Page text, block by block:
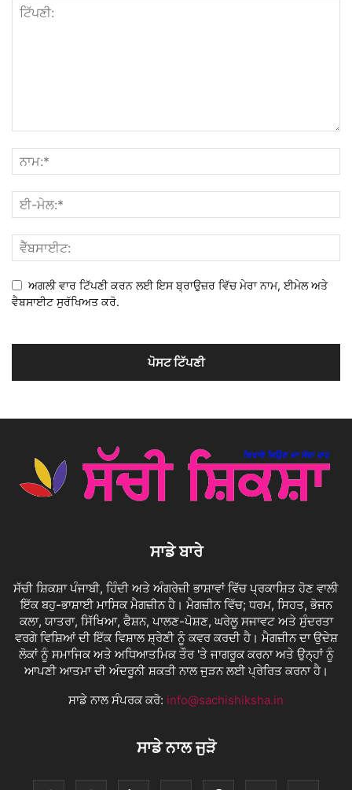
ਅਗਲੀ ਵਾਰ ਟਿੱਪਣੀ ਕਰਨ ਲਈ ਇਸ ਬ੍ਰਾਉਜ਼ਰ ਵਿੱਚ ਮੇਰਾ ਨਾਮ, ਈਮੇਲ ਅਤੇ
ਵੈਬਸਾਈਟ ਸੁਰੱਖਿਅਤ ਕਰੋ.
ਸਾਡੇ ਬਾਰੇ
ਸੱਚੀ ਸ਼ਿਕਸ਼ਾ ਪੰਜਾਬੀ, ਹਿੰਦੀ ਅਤੇ ਅੰਗਰੇਜ਼ੀ ਭਾਸ਼ਾਵਾਂ ਵਿੱਚ ਪ੍ਰਕਾਸ਼ਿਤ ਹੋਣ ਵਾਲੀ
ਇੱਕ ਬਹੁ-ਭਾਸ਼ਾਈ ਮਾਸਿਕ ਮੈਗਜ਼ੀਨ ਹੈ। ਮੈਗਜ਼ੀਨ ਵਿੱਚ; ਧਰਮ, ਸਿਹਤ, ਭੋਜਨ
ਕਲਾ, ਯਾਤਰਾ, ਸਿੱਖਿਆ, ਫੈਸ਼ਨ, ਪਾਲਣ-ਪੋਸ਼ਣ, ਘਰੇਲੂ ਸਜਾਵਟ ਅਤੇ ਸੁੰਦਰਤਾ
ਵਰਗੇ ਵਿਸ਼ਿਆਂ ਦੀ ਇੱਕ ਵਿਸ਼ਾਲ ਸ਼੍ਰੇਣੀ ਨੂੰ ਕਵਰ ਕਰਦੀ ਹੈ। ਮੈਗਜ਼ੀਨ ਦਾ ਉਦੇਸ਼
ਲੋਕਾਂ ਨੂੰ ਸਮਾਜਿਕ ਅਤੇ ਅਧਿਆਤਮਿਕ ਤੌਰ 'ਤੇ ਜਾਗਰੂਕ ਕਰਨਾ ਅਤੇ ਉਨ੍ਹਾਂ ਨੂੰ
ਆਪਣੀ ਆਤਮਾ ਦੀ ਅੰਦਰੂਨੀ ਸ਼ਕਤੀ ਨਾਲ ਜੁੜਨ ਲਈ ਪ੍ਰੇਰਿਤ ਕਰਨਾ ਹੈ।
ਸਾਡੇ ਨਾਲ ਸੰਪਰਕ ਕਰੋ: info@sachishiksha.in
ਸਾਡੇ ਨਾਲ ਜੁੜੋ